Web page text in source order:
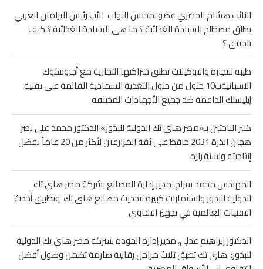
النائب هشام الحصري عضو مجلس النواب نائب رئيس البرلمان العربي
يطلق مصطلح السيادة الغذائية ؟ ما هى السيادة الغذائية ؟ كيف
تتحقق ؟
طيبة للتجارة والتوكيلات تطلق شراكتها التجارية مع أجروستوك
الاسبانيةب10 حلول من حلول التغذية السمادية القائمة على تقنية
إيليستك الداعمة ضد جميع الأجهادات المختلفة
كبير الباحثين بـ«مصر هاي تك الدولية للبذور» الدكتور محمد على نصر
هجين الذرة 2031 حافظ على ثقة المزارعين لأكثر من 20 عاماً بفضل
إنتاجيته واستقراره
المهندس محمد سراج، مدير إدارة المصانع بشركة مصر هاي تك
الدولية للبذور واستثمارات كبيرة لتحديث مصانع هاى تك وتطبيق أحدث
التقنيات العالمية في تجهيز التقاوي
الدكتور إبراهيم عدلي، مدير إدارة الجودة بشركة مصر هاي تك الدولية
للبذور: هاى تك تطبق ثلاث مراحل رقابية صارمة تضمن وصول أفضل